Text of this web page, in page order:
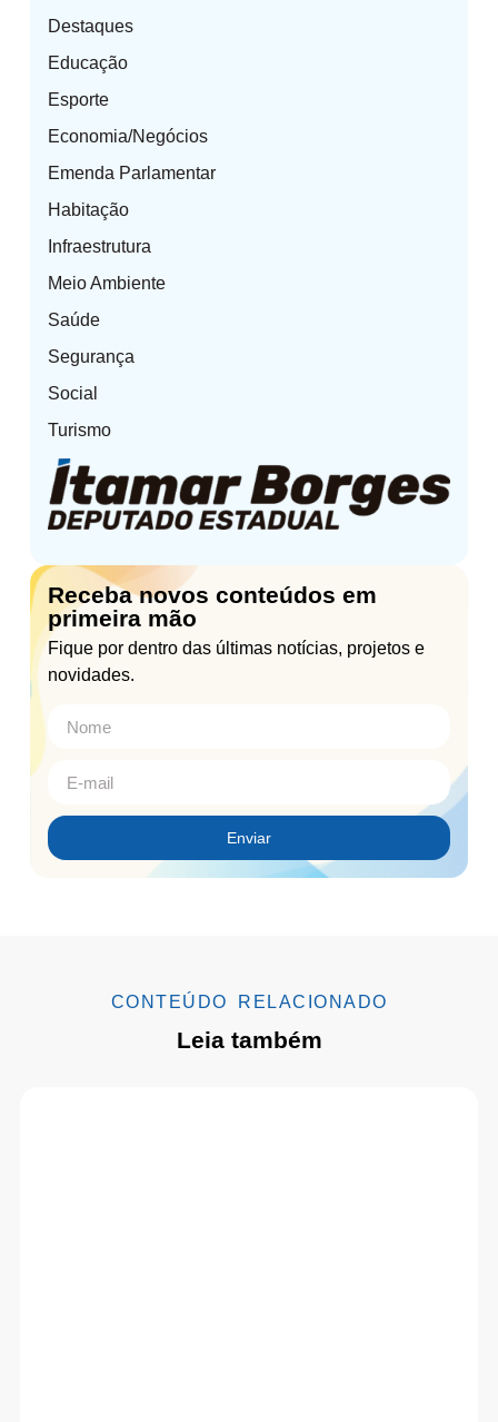
Destaques
Educação
Esporte
Economia/Negócios
Emenda Parlamentar
Habitação
Infraestrutura
Meio Ambiente
Saúde
Segurança
Social
Turismo
Receba novos conteúdos em
primeira mão
Fique por dentro das últimas notícias, projetos e
novidades.
Enviar
CONTEÚDO RELACIONADO
Leia também